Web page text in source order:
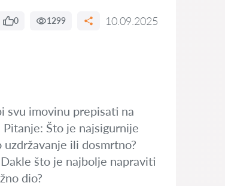
0 1299 10.09.2025
svu imovinu prepisati na
Što je najsigurnije
ili dosmrtno?
što je najbolje napraviti
dio?